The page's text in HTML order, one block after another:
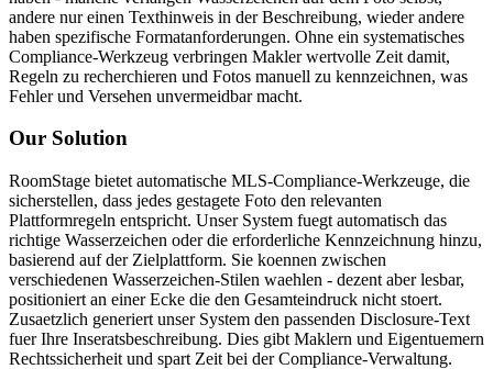
andere nur einen Texthinweis in der Beschreibung, wieder andere
haben spezifische Formatanforderungen. Ohne ein systematisches
Compliance-Werkzeug verbringen Makler wertvolle Zeit damit,
Regeln zu recherchieren und Fotos manuell zu kennzeichnen, was
Fehler und Versehen unvermeidbar macht.
Our Solution
RoomStage bietet automatische MLS-Compliance-Werkzeuge, die
sicherstellen, dass jedes gestagete Foto den relevanten
Plattformregeln entspricht. Unser System fuegt automatisch das
richtige Wasserzeichen oder die erforderliche Kennzeichnung hinzu,
basierend auf der Zielplattform. Sie koennen zwischen
verschiedenen Wasserzeichen-Stilen waehlen - dezent aber lesbar,
positioniert an einer Ecke die den Gesamteindruck nicht stoert.
Zusaetzlich generiert unser System den passenden Disclosure-Text
fuer Ihre Inseratsbeschreibung. Dies gibt Maklern und Eigentuemern
Rechtssicherheit und spart Zeit bei der Compliance-Verwaltung.